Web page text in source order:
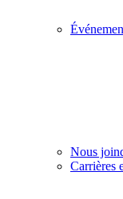
Nous
Carrières